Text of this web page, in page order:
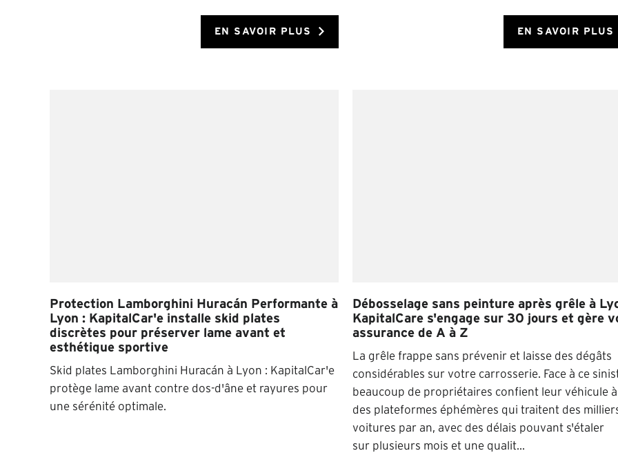
EN SAVOIR PLUS EN SAVOIR PLUS
Protection Lamborghini Huracán Performante à
Lyon : KapitalCar'e installe skid plates
discrètes pour préserver lame avant et
esthétique sportive
Skid plates Lamborghini Huracán à Lyon : KapitalCar'e
protège lame avant contre dos-d'âne et rayures pour
une sérénité optimale.
Débosselage sans peinture après grêle à
KapitalCare s'engage sur 30 jours et gère
assurance de A à Z
La grêle frappe sans prévenir et laisse des dégâts
considérables sur votre carrosserie. Face à ce
beaucoup de propriétaires confient leur véhicule à
des plateformes éphémères qui traitent des
voitures par an, avec des délais pouvant s'étaler
sur plusieurs mois et une qualit...